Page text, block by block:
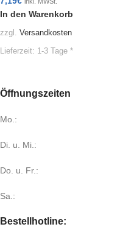
In den Warenkorb
zzgl. Versandkosten
Lieferzeit: 1-3 Tage *
Öffnungszeiten
Mo.:
Di. u. Mi.:
Do. u. Fr.:
Sa.:
Bestellhotline: